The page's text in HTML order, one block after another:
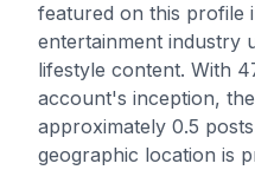
featured on this profile
entertainment industry
lifestyle content. With
account's inception,
approximately 0.5
geographic location is